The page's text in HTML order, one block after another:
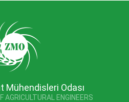
Mühendisleri Odası
AGRICULTURAL ENGINEERS